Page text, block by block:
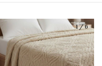
1/6